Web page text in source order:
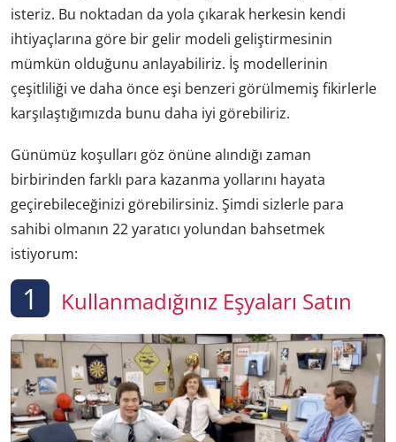
isteriz. Bu noktadan da yola çıkarak herkesin kendi
ihtiyaçlarına göre bir gelir modeli geliştirmesinin
mümkün olduğunu anlayabiliriz. İş modellerinin
çeşitliliği ve daha önce eşi benzeri görülmemiş fikirlerle
karşılaştığımızda bunu daha iyi görebiliriz.
Günümüz koşulları göz önüne alındığı zaman
birbirinden farklı para kazanma yollarını hayata
geçirebileceğinizi görebilirsiniz. Şimdi sizlerle para
sahibi olmanın 22 yaratıcı yolundan bahsetmek
istiyorum:
1 Kullanmadığınız Eşyaları Satın